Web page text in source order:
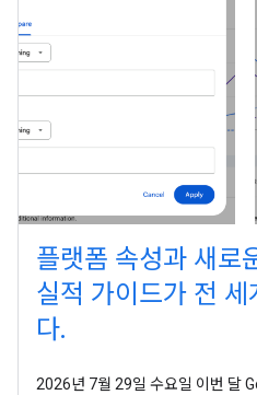
플랫폼 속성과 새로
실적 가이드가 전 세
다.
2026년 7월 29일 수요일 이번 달